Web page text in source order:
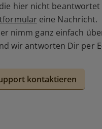
hier nicht
eine Nachricht.
nimm ganz einfach
wir antworten Dir per
kontaktieren